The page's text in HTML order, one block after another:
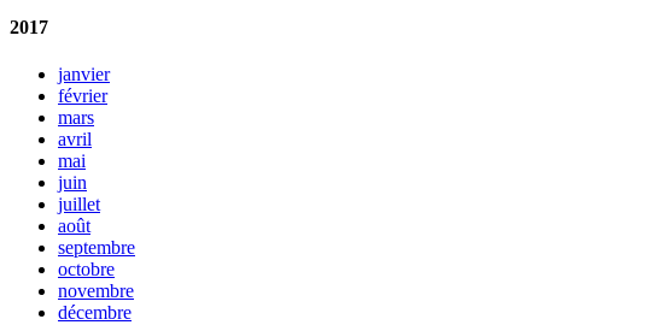
2017
janvier
février
mars
avril
mai
juin
juillet
août
septembre
octobre
novembre
décembre